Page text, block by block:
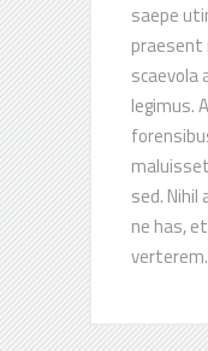
saepe
praesent
scaevola
legimus.
sed.
ne has,
verterem.